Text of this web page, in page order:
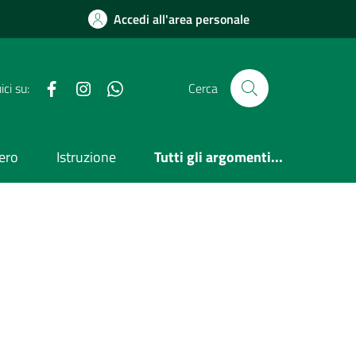
Accedi all'area personale
su: FacebookInstagram Cerca
Istruzione Tutti gli argomenti...